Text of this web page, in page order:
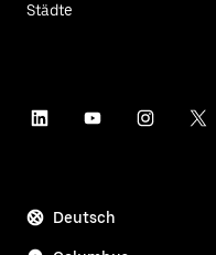
Städte
Deutsch